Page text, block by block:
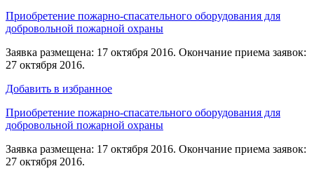
Приобретение пожарно-спасательного оборудования для
добровольной пожарной охраны
Заявка размещена: 17 октября 2016. Окончание приема заявок:
27 октября 2016.
Добавить в избранное
Приобретение пожарно-спасательного оборудования для
добровольной пожарной охраны
Заявка размещена: 17 октября 2016. Окончание приема заявок:
27 октября 2016.